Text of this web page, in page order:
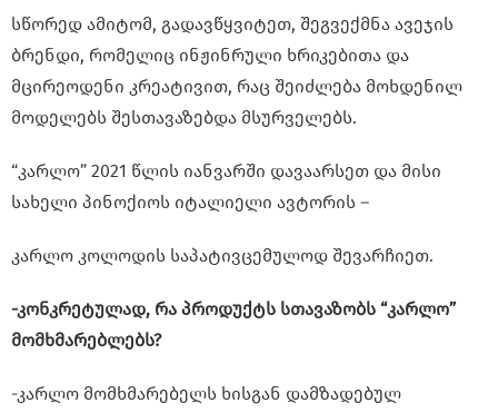
სწორედ ამიტომ, გადავწყვიტეთ, შეგვექმნა ავეჯის
ბრენდი, რომელიც ინჟინრული ხრიკებითა და
მცირეოდენი კრეატივით, რაც შეიძლება მოხდენილ
მოდელებს შესთავაზებდა მსურველებს.
“კარლო” 2021 წლის იანვარში დავაარსეთ და მისი
სახელი პინოქიოს იტალიელი ავტორის –
კარლო კოლოდის საპატივცემულოდ შევარჩიეთ.
-კონკრეტულად, რა პროდუქტს სთავაზობს “კარლო”
მომხმარებლებს?
-კარლო მომხმარებელს ხისგან დამზადებულ